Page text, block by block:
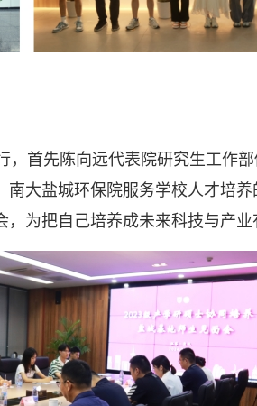
首先陈向远代表院研究生工作
南大盐城环保院服务学校人才培
为把自己培养成未来科技与产业